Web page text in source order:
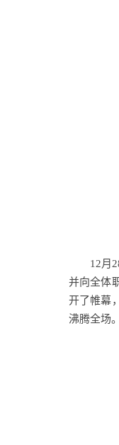
12月
并向全体
开了帷幕
沸腾全场